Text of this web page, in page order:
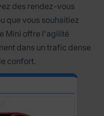
des rendez-vous
que vous souhaitiez
Mini offre l'agilité
dans un trafic dense
confort.